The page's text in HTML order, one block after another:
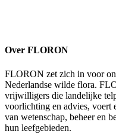
Over FLORON
FLORON zet zich in voor
Nederlandse wilde flora.
vrijwilligers die landelijke
voorlichting en advies, voert
van wetenschap, beheer en
hun leefgebieden.